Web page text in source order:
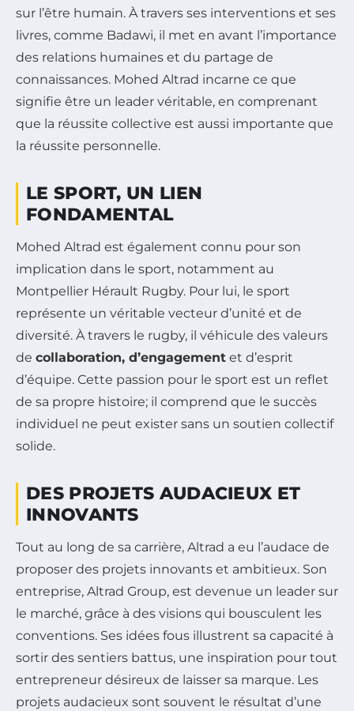
sur l’être humain. À travers ses interventions et ses
livres, comme Badawi, il met en avant l’importance
des relations humaines et du partage de
connaissances. Mohed Altrad incarne ce que
signifie être un leader véritable, en comprenant
que la réussite collective est aussi importante que
la réussite personnelle.
LE SPORT, UN LIEN
FONDAMENTAL
Mohed Altrad est également connu pour son
implication dans le sport, notamment au
Montpellier Hérault Rugby. Pour lui, le sport
représente un véritable vecteur d’unité et de
diversité. À travers le rugby, il véhicule des valeurs
de collaboration, d’engagement et d’esprit
d’équipe. Cette passion pour le sport est un reflet
de sa propre histoire; il comprend que le succès
individuel ne peut exister sans un soutien collectif
solide.
DES PROJETS AUDACIEUX ET
INNOVANTS
Tout au long de sa carrière, Altrad a eu l’audace de
proposer des projets innovants et ambitieux. Son
entreprise, Altrad Group, est devenue un leader sur
le marché, grâce à des visions qui bousculent les
conventions. Ses idées fous illustrent sa capacité à
sortir des sentiers battus, une inspiration pour tout
entrepreneur désireux de laisser sa marque. Les
projets audacieux sont souvent le résultat d’une